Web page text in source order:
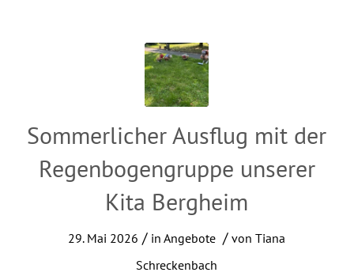
Sommerlicher Ausflug mit der
Regenbogengruppe unserer
Kita Bergheim
29. Mai 2026 / inAngebote / vonTiana
Schreckenbach